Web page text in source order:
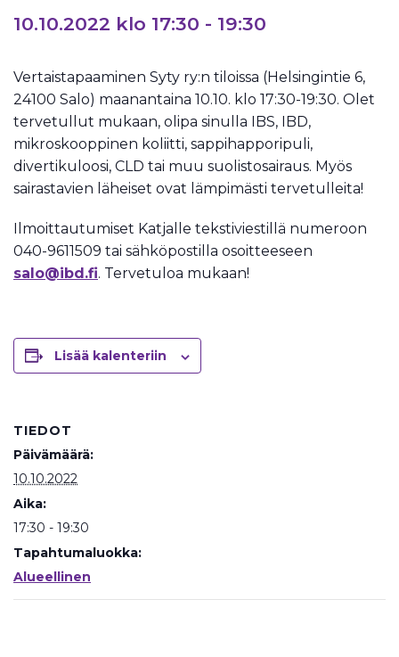
10.10.2022 klo 17:30 - 19:30
Vertaistapaaminen Syty ry:n tiloissa (Helsingintie 6,
24100 Salo) maanantaina 10.10. klo 17:30-19:30. Olet
tervetullut mukaan, olipa sinulla IBS, IBD,
mikroskooppinen koliitti, sappihapporipuli,
divertikuloosi, CLD tai muu suolistosairaus. Myös
sairastavien läheiset ovat lämpimästi tervetulleita!
Ilmoittautumiset Katjalle tekstiviestillä numeroon
040-9611509 tai sähköpostilla osoitteeseen
salo@ibd.fi. Tervetuloa mukaan!
Lisää kalenteriin
TIEDOT
Päivämäärä:
10.10.2022
Aika:
17:30 - 19:30
Tapahtumaluokka:
Alueellinen